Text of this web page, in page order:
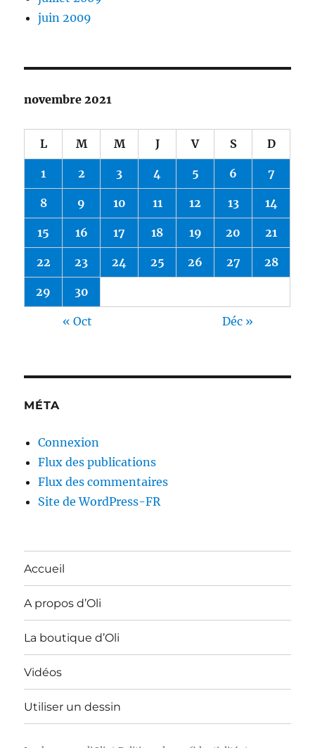
juin 2009
novembre 2021
L M M J V S D
1 2 3 4 5 6 7
8 9 10 11 12 13 14
15 16 17 18 19 20 21
22 23 24 25 26 27 28
29 30
« Oct Déc »
MÉTA
Connexion
Flux des publications
Flux des commentaires
Site de WordPress-FR
Accueil
A propos d’Oli
La boutique d’Oli
Vidéos
Utiliser un dessin